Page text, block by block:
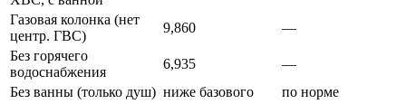
Газовая колонка (нет
центр. ГВС)
9,860
—
Без горячего
водоснабжения
6,935
—
Без ванны (только душ) ниже базового по норме